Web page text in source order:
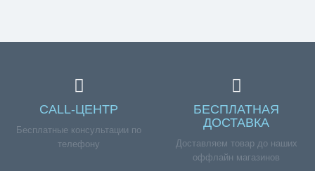
CALL-ЦЕНТР
Бесплатные консультации по
телефону
БЕСПЛАТНАЯ
ДОСТАВКА
Доставляем товар до наших
оффлайн магазинов